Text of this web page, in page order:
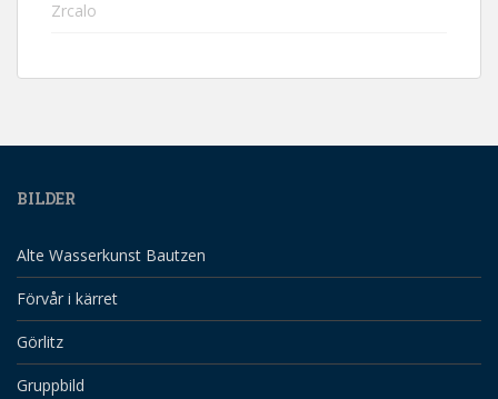
Zrcalo
BILDER
Alte Wasserkunst Bautzen
Förvår i kärret
Görlitz
Gruppbild